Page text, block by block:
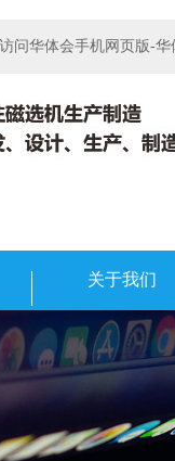
问华体会手机网页版-
关于我们